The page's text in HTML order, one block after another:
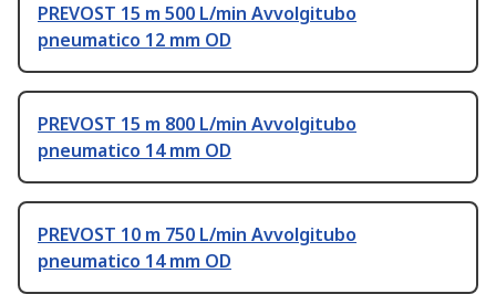
PREVOST 15 m 500 L/min Avvolgitubo
pneumatico 12 mm OD
PREVOST 15 m 800 L/min Avvolgitubo
pneumatico 14 mm OD
PREVOST 10 m 750 L/min Avvolgitubo
pneumatico 14 mm OD